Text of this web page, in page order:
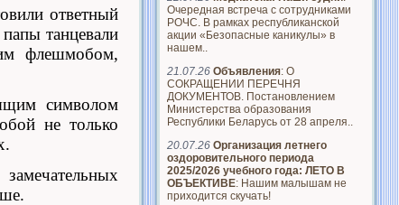
ответный
танцевали
флешмобом,
символом
не только
Очередная встреча с сотрудниками
РОЧС. В рамках республиканской
акции «Безопасные каникулы» в
нашем..
21.07.26 Объявления: О
СОКРАЩЕНИИ ПЕРЕЧНЯ
ДОКУМЕНТОВ. Постановлением
Министерства образования
Республики Беларусь от 28 апреля..
20.07.26 Организация летнего
оздоровительного периода
2025/2026 учебного года: ЛЕТО В
ОБЪЕКТИВЕ: Нашим малышам не
приходится скучать!